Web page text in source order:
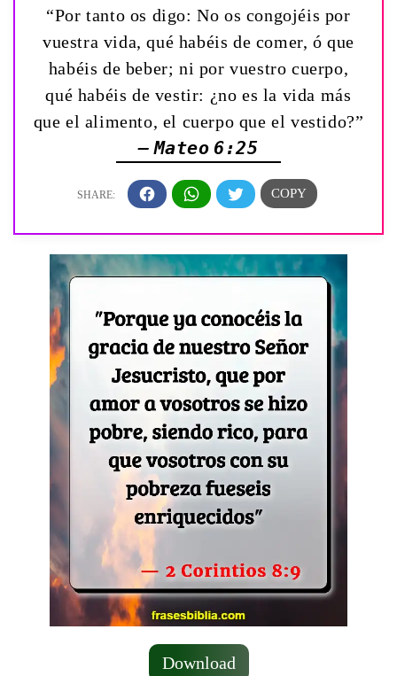
“Por tanto os digo: No os congojéis por
vuestra vida, qué habéis de comer, ó que
habéis de beber; ni por vuestro cuerpo,
qué habéis de vestir: ¿no es la vida más
que el alimento, el cuerpo que el vestido?”
— Mateo 6:25
Download